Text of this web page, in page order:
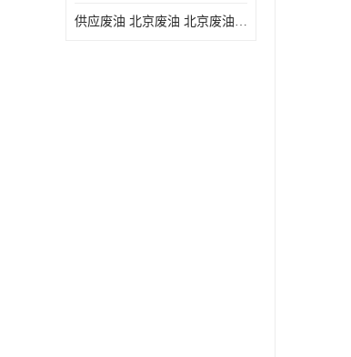
供应废油 北京废油 北京废油回收 废油收购